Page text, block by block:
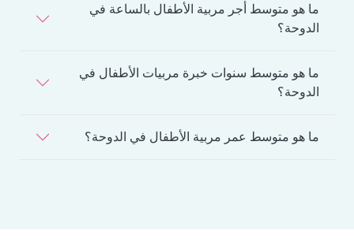
ما هو متوسط أجر مربية الأطفال بالساعة في
الدوحة؟
ما هو متوسط سنوات خبرة مربيات الأطفال في
الدوحة؟
ما هو متوسط عمر مربية الأطفال في الدوحة؟